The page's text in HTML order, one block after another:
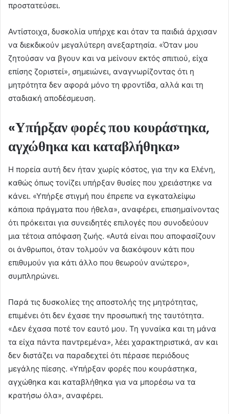
προστατεύσει.
Αντίστοιχα, δυσκολία υπήρχε και όταν τα παιδιά άρχισαν
να διεκδικούν μεγαλύτερη ανεξαρτησία. «Όταν μου
ζητούσαν να βγουν και να μείνουν εκτός σπιτιού, είχα
επίσης ζοριστεί», σημειώνει, αναγνωρίζοντας ότι η
μητρότητα δεν αφορά μόνο τη φροντίδα, αλλά και τη
σταδιακή αποδέσμευση.
«Υπήρξαν φορές που κουράστηκα,
αγχώθηκα και καταβλήθηκα»
Η πορεία αυτή δεν ήταν χωρίς κόστος, για την κα Ελένη,
καθώς όπως τονίζει υπήρξαν θυσίες που χρειάστηκε να
κάνει. «Υπήρξε στιγμή που έπρεπε να εγκαταλείψω
κάποια πράγματα που ήθελα», αναφέρει, επισημαίνοντας
ότι πρόκειται για συνειδητές επιλογές που συνοδεύουν
μια τέτοια απόφαση ζωής. «Αυτά είναι που αποφασίζουν
οι άνθρωποι, όταν τολμούν να διακόψουν κάτι που
επιθυμούν για κάτι άλλο που θεωρούν ανώτερο»,
συμπληρώνει.
Παρά τις δυσκολίες της αποστολής της μητρότητας,
επιμένει ότι δεν έχασε την προσωπική της ταυτότητα.
«Δεν έχασα ποτέ τον εαυτό μου. Τη γυναίκα και τη μάνα
τα είχα πάντα παντρεμένα», λέει χαρακτηριστικά, αν και
δεν διστάζει να παραδεχτεί ότι πέρασε περιόδους
μεγάλης πίεσης. «Υπήρξαν φορές που κουράστηκα,
αγχώθηκα και καταβλήθηκα για να μπορέσω να τα
κρατήσω όλα», αναφέρει.